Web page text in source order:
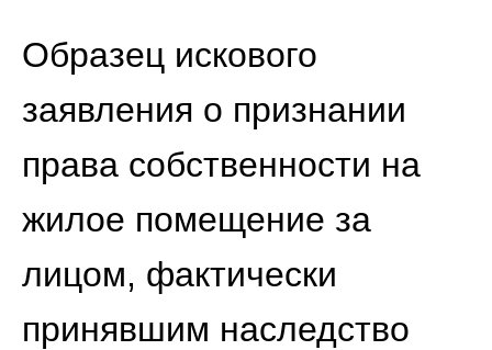
Образец искового
заявления о признании
права собственности на
жилое помещение за
лицом, фактически
принявшим наследство